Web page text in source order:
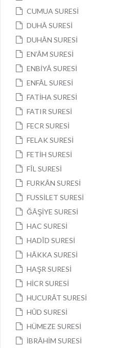
CUMUA SURESİ
DUHÂ SURESİ
DUHÂN SURESİ
EN’ÂM SURESİ
ENBİYÂ SURESİ
ENFÂL SURESİ
FATİHA SURESİ
FATIR SURESİ
FECR SURESİ
FELAK SURESİ
FETİH SURESİ
FÎL SURESİ
FURKÂN SURESİ
FUSSİLET SURESİ
ĞÂŞİYE SURESİ
HAC SURESİ
HADÎD SURESİ
HÂKKA SURESİ
HAŞR SURESİ
HİCR SURESİ
HUCURÂT SURESİ
HÛD SURESİ
HÜMEZE SURESİ
İBRÂHİM SURESİ